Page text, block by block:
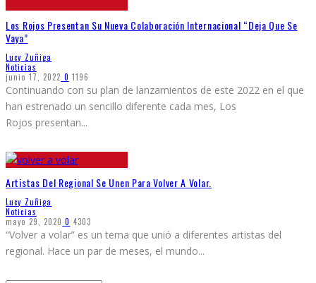
Los Rojos Presentan Su Nueva Colaboración Internacional “Deja Que Se
Vaya”
Lucy Zuñiga
Noticias
junio 17, 2022 0 1196
Continuando con su plan de lanzamientos de este 2022 en el que
han estrenado un sencillo diferente cada mes, Los
Rojos presentan...
Artistas Del Regional Se Unen Para Volver A Volar.
Lucy Zuñiga
Noticias
mayo 29, 2020 0 4303
“Volver a volar” es un tema que unió a diferentes artistas del
regional. Hace un par de meses, el mundo...